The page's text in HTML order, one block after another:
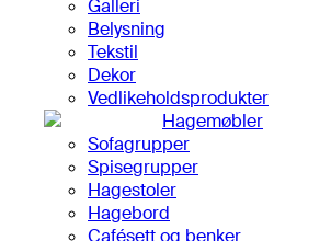
Galleri
Belysning
Tekstil
Dekor
Vedlikeholdsprodukter
Hagemøbler
Sofagrupper
Spisegrupper
Hagestoler
Hagebord
Cafésett og benker